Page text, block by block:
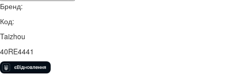
Бренд:
Код:
Taizhou
40RE4441